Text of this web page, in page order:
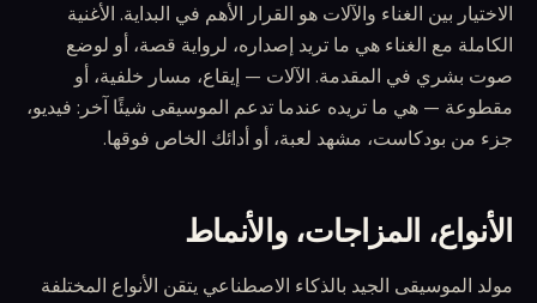
الاختيار بين الغناء والآلات هو القرار الأهم في البداية. الأغنية
الكاملة مع الغناء هي ما تريد إصداره، لرواية قصة، أو لوضع
صوت بشري في المقدمة. الآلات — إيقاع، مسار خلفية، أو
مقطوعة — هي ما تريده عندما تدعم الموسيقى شيئًا آخر: فيديو،
جزء من بودكاست، مشهد لعبة، أو أدائك الخاص فوقها.
الأنواع، المزاجات، والأنماط
مولد الموسيقى الجيد بالذكاء الاصطناعي يتقن الأنواع المختلفة